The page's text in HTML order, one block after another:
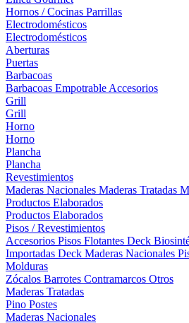
Hornos / Cocinas Parrillas
Electrodomésticos
Electrodomésticos
Aberturas
Puertas
Barbacoas
Barbacoas Empotrable Accesorios
Grill
Grill
Horno
Horno
Plancha
Plancha
Revestimientos
Maderas Nacionales Maderas Tratadas
Productos Elaborados
Productos Elaborados
Pisos / Revestimientos
Accesorios Pisos Flotantes Deck
Importadas Deck Maderas Nacionales
Molduras
Zócalos Barrotes Contramarcos Otros
Maderas Tratadas
Pino Postes
Maderas Nacionales